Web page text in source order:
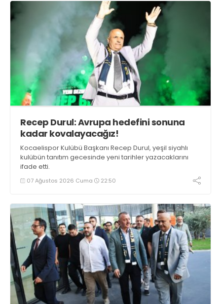
Recep Durul: Avrupa hedefini sonuna
kadar kovalayacağız!
Kocaelispor Kulübü Başkanı Recep Durul, yeşil siyahlı
kulübün tanıtım gecesinde yeni tarihler yazacaklarını
ifade etti.
07 Ağustos 2026 Cuma 22:50